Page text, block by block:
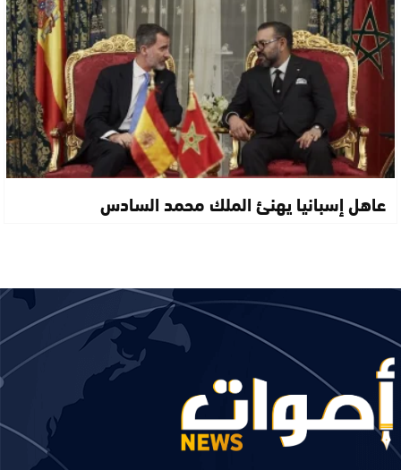
عاهل إسبانيا يهنئ الملك محمد السادس